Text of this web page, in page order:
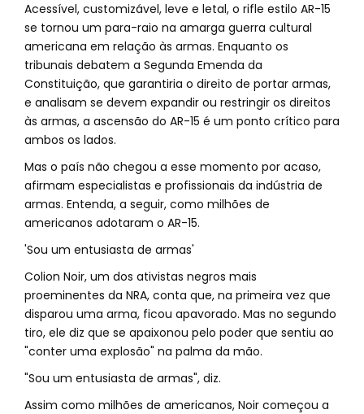
Acessível, customizável, leve e letal, o rifle estilo AR-15
se tornou um para-raio na amarga guerra cultural
americana em relação às armas. Enquanto os
tribunais debatem a Segunda Emenda da
Constituição, que garantiria o direito de portar armas,
e analisam se devem expandir ou restringir os direitos
às armas, a ascensão do AR-15 é um ponto crítico para
ambos os lados.
Mas o país não chegou a esse momento por acaso,
afirmam especialistas e profissionais da indústria de
armas. Entenda, a seguir, como milhões de
americanos adotaram o AR-15.
'Sou um entusiasta de armas'
Colion Noir, um dos ativistas negros mais
proeminentes da NRA, conta que, na primeira vez que
disparou uma arma, ficou apavorado. Mas no segundo
tiro, ele diz que se apaixonou pelo poder que sentiu ao
"conter uma explosão" na palma da mão.
"Sou um entusiasta de armas", diz.
Assim como milhões de americanos, Noir começou a